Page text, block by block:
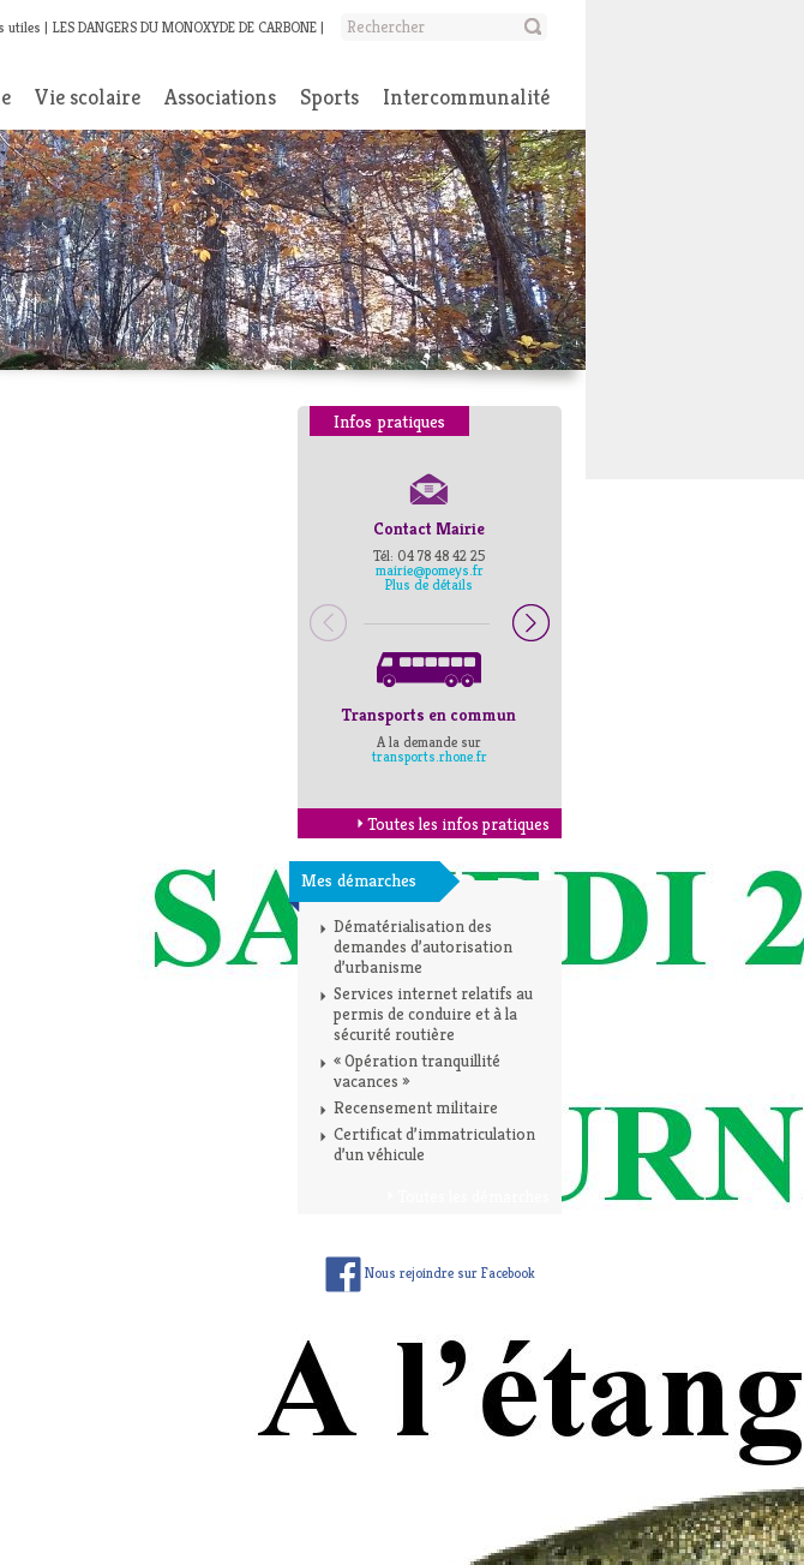
utiles LES DANGERS DU MONOXYDE DE CARBONE
Vie scolaire Associations Sports Intercommunalité
Infos pratiques
Contact Mairie
Tél: 04 78 48 42 25
mairie@pomeys.fr
Plus de détails
Transports en commun
A la demande sur
transports.rhone.fr
Toutes les infos pratiques
Mes démarches
Dématérialisation des
demandes d’autorisation
d’urbanisme
Services internet relatifs au
permis de conduire et à la
sécurité routière
« Opération tranquillité
vacances »
Recensement militaire
Certificat d’immatriculation
d’un véhicule
Nous rejoindre sur Facebook